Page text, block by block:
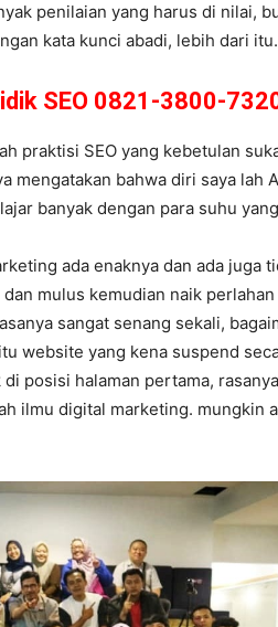
penilaian yang harus di nilai,
kata kunci abadi, lebih dari itu.
SEO 0821-3800-
praktisi SEO yang kebetulan
mengatakan bahwa diri saya lah
banyak dengan para suhu
ada enaknya dan ada juga
mulus kemudian naik perlahan
sangat senang sekali,
website yang kena suspend
posisi halaman pertama,
ilmu digital marketing. mungkin